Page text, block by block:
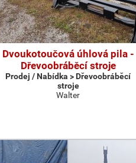
Dvoukotoučová úhlová pila -
Dřevoobráběcí stroje
Prodej / Nabídka > Dřevoobráběcí
stroje
Walter